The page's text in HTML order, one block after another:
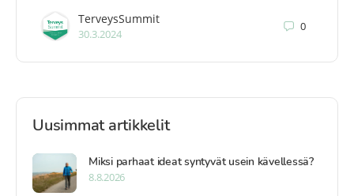
TerveysSummit
30.3.2024
0
Uusimmat artikkelit
Miksi parhaat ideat syntyvät usein kävellessä?
8.8.2026